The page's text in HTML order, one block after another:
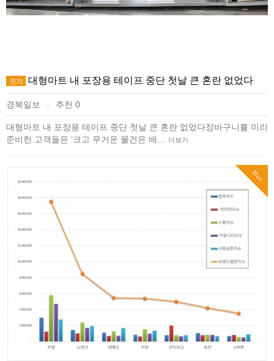
인기 대형마트 내 포장용 테이프 중단 첫날 큰 혼란 없었다
경북일보 추천 0
대형마트 내 포장용 테이프 중단 첫날 큰 혼란 없었다장바구니를 미리
준비한 고객들은 ‘크고 무거운 물건은 배… 더보기
Hot